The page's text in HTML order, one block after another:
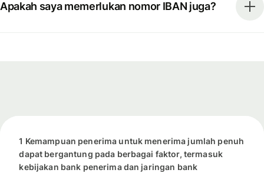
Apakah saya memerlukan nomor IBAN juga?
1 Kemampuan penerima untuk menerima jumlah penuh
dapat bergantung pada berbagai faktor, termasuk
kebijakan bank penerima dan jaringan bank